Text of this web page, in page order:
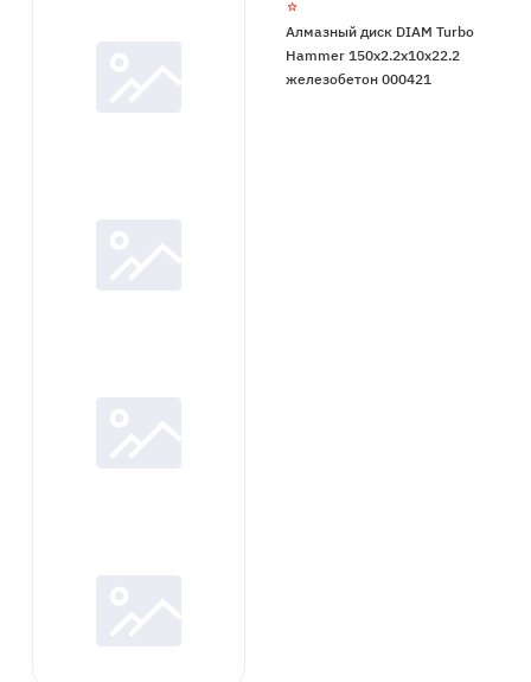
Алмазный диск DIAM Turbo
Hammer 150x2.2x10x22.2
железобетон 000421